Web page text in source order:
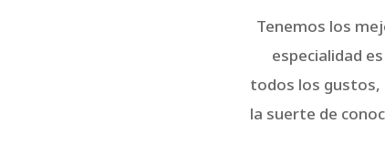
Tenemos los
especialidad
todos los gustos,
la suerte de